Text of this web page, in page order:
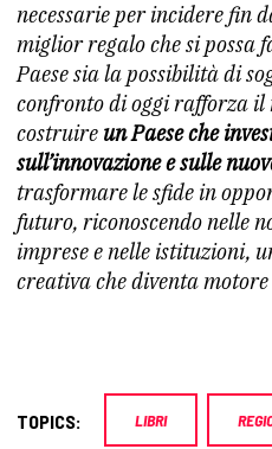
necessarie per incidere fin
miglior regalo che si possa
Paese sia la possibilità di
confronto di oggi rafforza il
costruire un Paese che
sull’innovazione e sulle
trasformare le sfide in
futuro, riconoscendo nelle
imprese e nelle istituzioni,
creativa che diventa motore
TOPICS: LIBRI